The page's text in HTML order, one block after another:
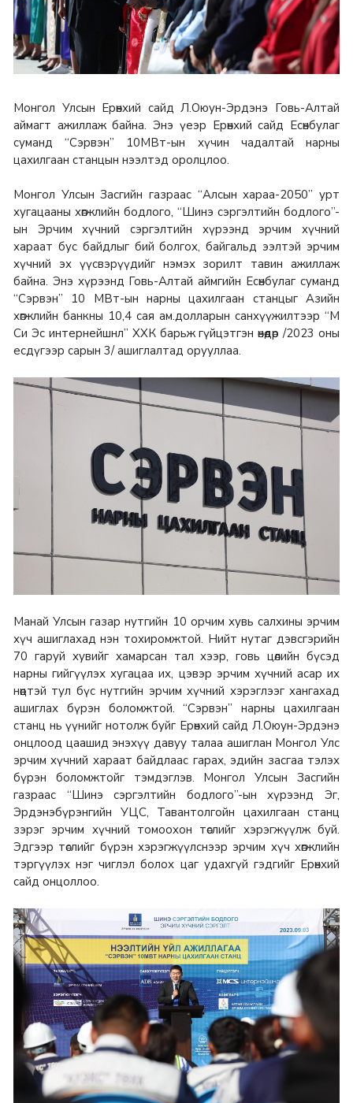
Монгол Улсын Ерөнхий сайд Л.Оюун-Эрдэнэ Говь-Алтай
аймагт ажиллаж байна. Энэ үеэр Ерөнхий сайд Есөнбулаг
суманд “Сэрвэн” 10МВт-ын хүчин чадалтай нарны
цахилгаан станцын нээлтэд оролцлоо.
Монгол Улсын Засгийн газраас “Алсын хараа-2050” урт
хугацааны хөгжлийн бодлого, “Шинэ сэргэлтийн бодлого”-
ын Эрчим хүчний сэргэлтийн хүрээнд эрчим хүчний
хараат бус байдлыг бий болгох, байгальд ээлтэй эрчим
хүчний эх үүсвэрүүдийг нэмэх зорилт тавин ажиллаж
байна. Энэ хүрээнд Говь-Алтай аймгийн Есөнбулаг суманд
“Сэрвэн” 10 МВт-ын нарны цахилгаан станцыг Азийн
хөгжлийн банкны 10,4 сая ам.долларын санхүүжилтээр “М
Си Эс интернейшнл” ХХК барьж гүйцэтгэн өнөөдөр /2023 оны
есдүгээр сарын 3/ ашиглалтад орууллаа.
Манай Улсын газар нутгийн 10 орчим хувь салхины эрчим
хүч ашиглахад нэн тохиромжтой. Нийт нутаг дэвсгэрийн
70 гаруй хувийг хамарсан тал хээр, говь цөлийн бүсэд
нарны гийгүүлэх хугацаа их, цэвэр эрчим хүчний асар их
нөөцтэй тул бүс нутгийн эрчим хүчний хэрэглээг хангахад
ашиглах бүрэн боломжтой. “Сэрвэн” нарны цахилгаан
станц нь үүнийг нотолж буйг Ерөнхий сайд Л.Оюун-Эрдэнэ
онцлоод цаашид энэхүү давуу талаа ашиглан Монгол Улс
эрчим хүчний хараат байдлаас гарах, эдийн засгаа тэлэх
бүрэн боломжтойг тэмдэглэв. Монгол Улсын Засгийн
газраас “Шинэ сэргэлтийн бодлого”-ын хүрээнд Эг,
Эрдэнэбүрэнгийн УЦС, Тавантолгойн цахилгаан станц
зэрэг эрчим хүчний томоохон төслийг хэрэгжүүлж буй.
Эдгээр төслийг бүрэн хэрэгжүүлснээр эрчим хүч хөгжлийн
тэргүүлэх нэг чиглэл болох цаг удахгүй гэдгийг Ерөнхий
сайд онцоллоо.